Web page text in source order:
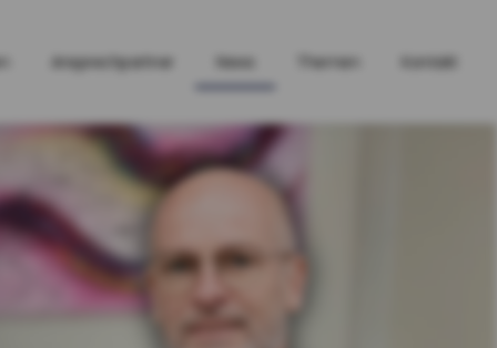
Ansprechpartner News Themen Kontakt